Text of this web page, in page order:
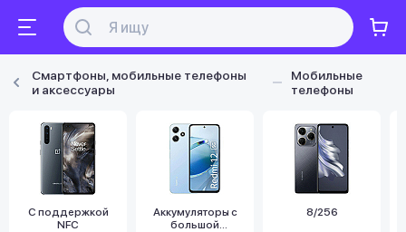
Смартфоны, мобильные телефоны
и аксессуары
Мобильные
телефоны
С поддержкой
NFC
Аккумуляторы с
большой
8/256